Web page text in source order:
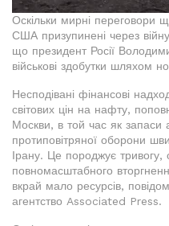
Оскільки мирні переговори
США призупинені через
що президент Росії
військові здобутки шляхом
Несподівані фінансові
світових цін на нафту,
Москви, в той час як запаси
протиповітряної оборони
Ірану. Це породжує тривогу,
повномасштабного
вкрай мало ресурсів,
агентство Associated Press.